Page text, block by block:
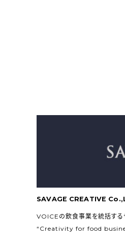
SAVAGE CREATIVE
VOICEの飲食事業を統括する
“Creativity for food